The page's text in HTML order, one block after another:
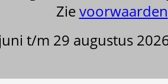
Zievoorwaarden
t/m 29 augustus